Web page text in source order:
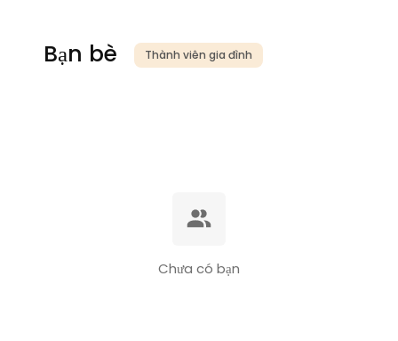
Bạn bè Thành viên gia đình
Chưa có bạn